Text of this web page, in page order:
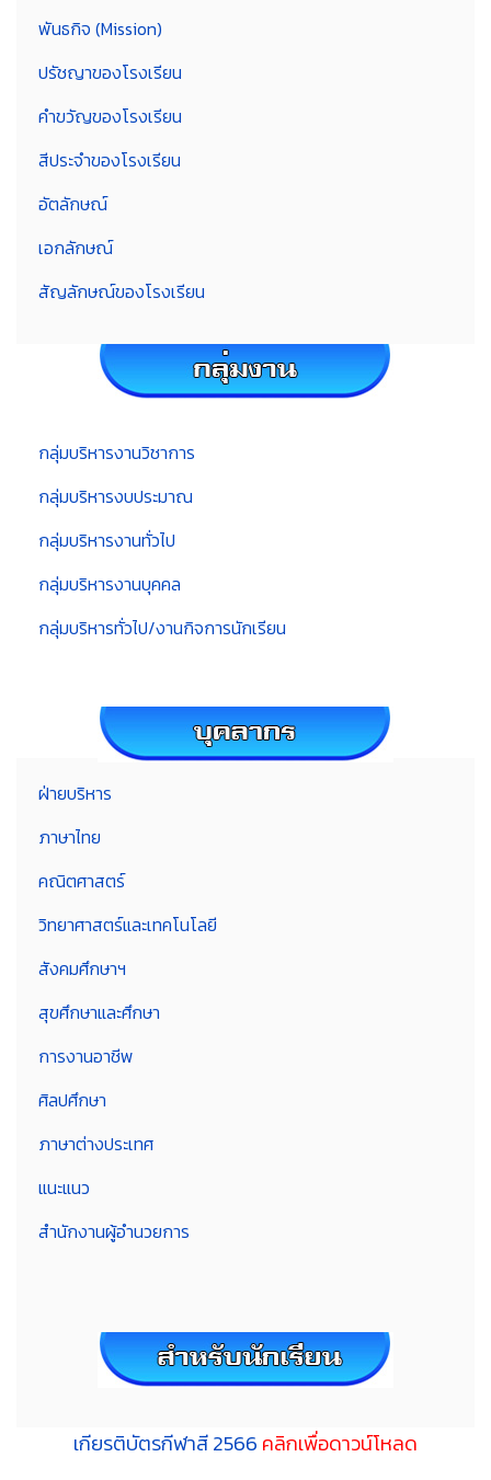
พันธกิจ (Mission)
ปรัชญาของโรงเรียน
คำขวัญของโรงเรียน
สีประจำของโรงเรียน
อัตลักษณ์
เอกลักษณ์
สัญลักษณ์ของโรงเรียน
กลุ่มบริหารงานวิชาการ
กลุ่มบริหารงบประมาณ
กลุ่มบริหารงานทั่วไป
กลุ่มบริหารงานบุคคล
กลุ่มบริหารทั่วไป/งานกิจการนักเรียน
ฝ่ายบริหาร
ภาษาไทย
คณิตศาสตร์
วิทยาศาสตร์และเทคโนโลยี
สังคมศึกษาฯ
สุขศึกษาและศึกษา
การงานอาชีพ
ศิลปศึกษา
ภาษาต่างประเทศ
แนะแนว
สำนักงานผู้อำนวยการ
เกียรติบัตรกีฬาสี 2566 คลิกเพื่อดาวน์โหลด